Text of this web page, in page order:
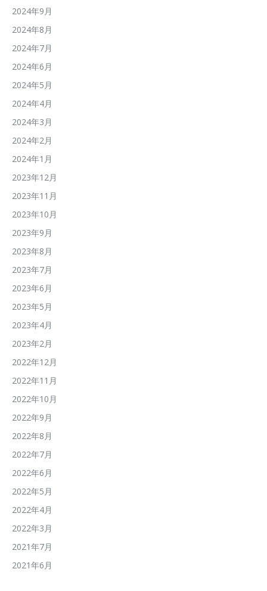
2024年9月
2024年8月
2024年7月
2024年6月
2024年5月
2024年4月
2024年3月
2024年2月
2024年1月
2023年12月
2023年11月
2023年10月
2023年9月
2023年8月
2023年7月
2023年6月
2023年5月
2023年4月
2023年2月
2022年12月
2022年11月
2022年10月
2022年9月
2022年8月
2022年7月
2022年6月
2022年5月
2022年4月
2022年3月
2021年7月
2021年6月